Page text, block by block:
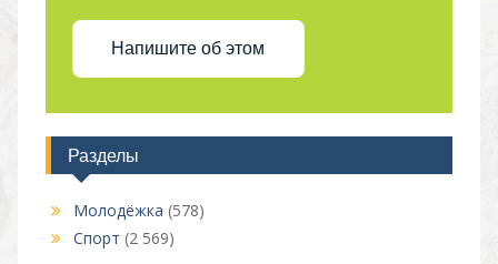
Напишите об этом
Разделы
Молодёжка (578)
Спорт (2 569)